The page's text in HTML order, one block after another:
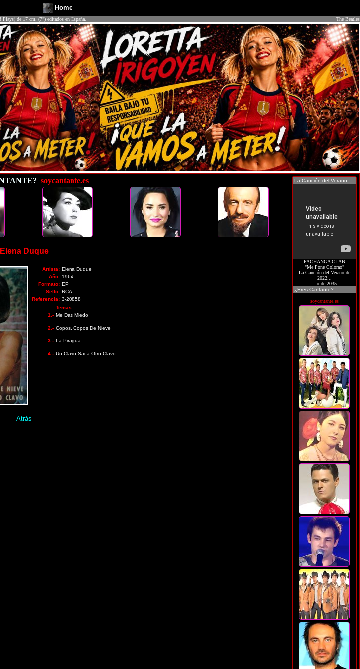
Home
de 17 cm. (7") editados en España. The Beatles
soycantante.es
Elena Duque
Artista: Elena Duque
Año: 1964
Formato: EP
Sello: RCA
Referencia: 3-20858
Temas:
1.- Me Das Miedo
2.- Copos, Copos De Nieve
3.- La Piragua
4.- Un Clavo Saca Otro Clavo
Atrás
La Canción del Verano
PACHANGA CLAB
"Me Pone Colorao"
La Canción del Verano de
2022...
...o de 2035
¿Eres Cantante?
soycantante.es